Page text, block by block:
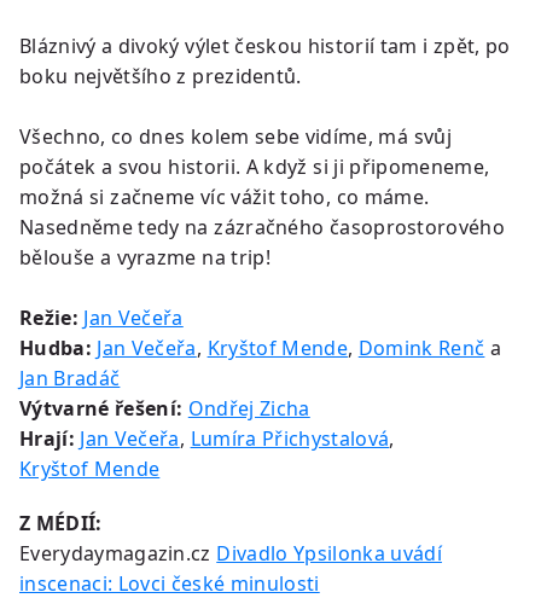
Bláznivý a divoký výlet českou historií tam i zpět, po
boku největšího z prezidentů.
Všechno, co dnes kolem sebe vidíme, má svůj
počátek a svou historii. A když si ji připomeneme,
možná si začneme víc vážit toho, co máme.
Nasedněme tedy na zázračného časoprostorového
bělouše a vyrazme na trip!
Režie: Jan Večeřa
Hudba: Jan Večeřa, Kryštof Mende, Domink Renč a
Jan Bradáč
Výtvarné řešení: Ondřej Zicha
Hrají: Jan Večeřa, Lumíra Přichystalová,
Kryštof Mende
Z MÉDIÍ:
Everydaymagazin.cz Divadlo Ypsilonka uvádí
inscenaci: Lovci české minulosti